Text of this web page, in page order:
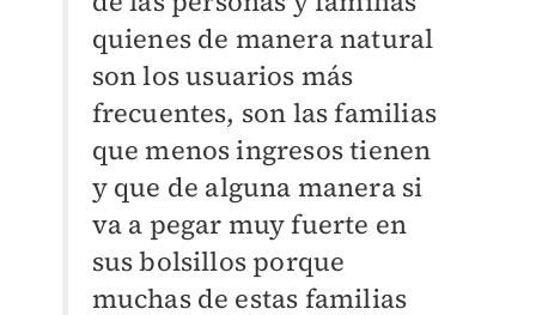
quienes de manera natural
son los usuarios más
frecuentes, son las familias
que menos ingresos tienen
y que de alguna manera si
va a pegar muy fuerte en
sus bolsillos porque
muchas de estas familias